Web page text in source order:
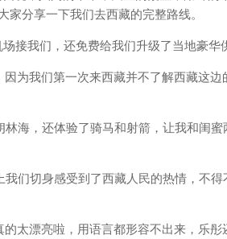
分享一下我们去西藏的完整路线。
接我们，还免费给我们升级了当地豪华
为我们第一次来西藏并不了解西藏这
海，还体验了骑马和射箭，让我和闺蜜
们切身感受到了西藏人民的热情，不
太漂亮啦，用语言都形容不出来，乐彤